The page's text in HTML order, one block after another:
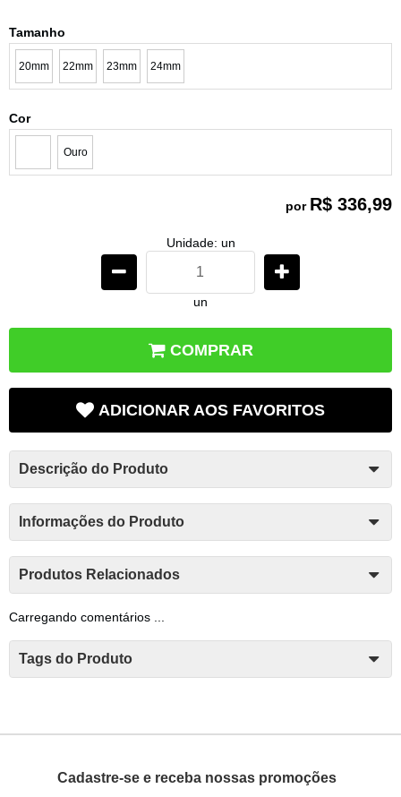
Tamanho
20mm 22mm 23mm 24mm
Cor
Ouro
por R$ 336,99
Unidade: un
un
COMPRAR
ADICIONAR AOS FAVORITOS
Descrição do Produto
Informações do Produto
Produtos Relacionados
Carregando comentários ...
Tags do Produto
Cadastre-se e receba nossas promoções